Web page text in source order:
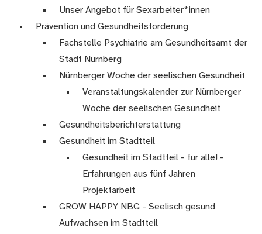
Unser Angebot für Sexarbeiter*innen
Prävention und Gesundheitsförderung
Fachstelle Psychiatrie am Gesundheitsamt der
Stadt Nürnberg
Nürnberger Woche der seelischen Gesundheit
Veranstaltungskalender zur Nürnberger
Woche der seelischen Gesundheit
Gesundheitsberichterstattung
Gesundheit im Stadtteil
Gesundheit im Stadtteil - für alle! -
Erfahrungen aus fünf Jahren
Projektarbeit
GROW HAPPY NBG - Seelisch gesund
Aufwachsen im Stadtteil